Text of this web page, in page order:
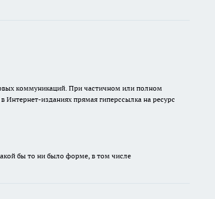
коммуникаций. При частичном или полном
Интернет-изданиях прямая гиперссылка на ресурс
бы то ни было форме, в том числе